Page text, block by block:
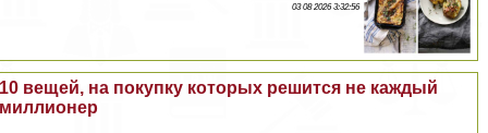
03 08 2026 3:32:56
10 вещей, на покупку которых решится не каждый
миллионер